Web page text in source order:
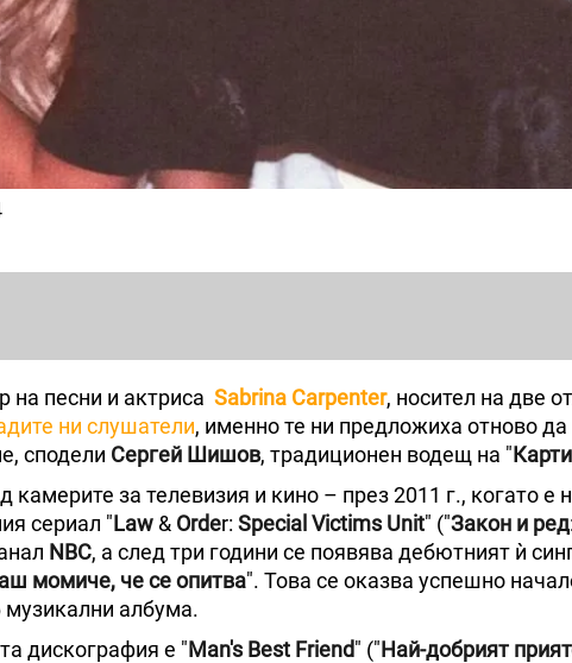
на песни и актриса Sabrina Carpenter, носител на две
ни слушатели, именно те ни предложиха отново
сподели Сергей Шишов, традиционен водещ на "
камерите за телевизия и кино – през 2011 г., когато е
сериал "Law & Order: Special Victims Unit" ("Закон и ред:
NBC, а след три години се появява дебютният ѝ
момиче, че се опитва". Това се оказва успешно
албума.
дискография е "Man's Best Friend" ("Най-добрият